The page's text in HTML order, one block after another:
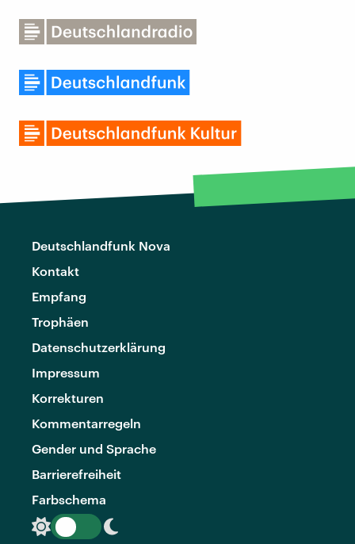
Deutschlandfunk Nova
Kontakt
Empfang
Trophäen
Datenschutzerklärung
Impressum
Korrekturen
Kommentarregeln
Gender und Sprache
Barrierefreiheit
Farbschema